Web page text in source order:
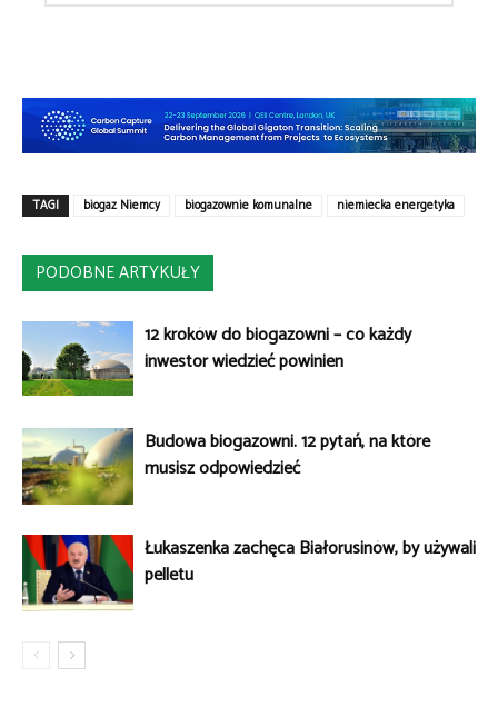
TAGI biogaz Niemcy biogazownie komunalne niemiecka energetyka
PODOBNE ARTYKUŁY
12 kroków do biogazowni – co każdy
inwestor wiedzieć powinien
Budowa biogazowni. 12 pytań, na które
musisz odpowiedzieć
Łukaszenka zachęca Białorusinów, by używali
pelletu